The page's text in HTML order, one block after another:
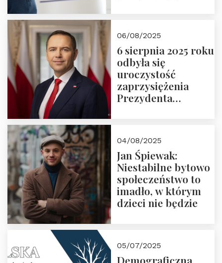
06/08/2025
6 sierpnia 2025 roku
odbyła się
uroczystość
zaprzysiężenia
Prezydenta
Nawrockiego
04/08/2025
Jan Śpiewak:
Niestabilne bytowo
społeczeństwo to
imadło, w którym
dzieci nie będzie
05/07/2025
Demograficzna